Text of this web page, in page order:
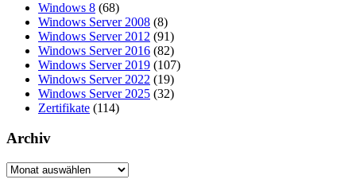
Windows 8 (68)
Windows Server 2008 (8)
Windows Server 2012 (91)
Windows Server 2016 (82)
Windows Server 2019 (107)
Windows Server 2022 (19)
Windows Server 2025 (32)
Zertifikate (114)
Archiv
Archiv